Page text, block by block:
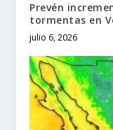
Prevén
tormentas en
julio 6, 2026